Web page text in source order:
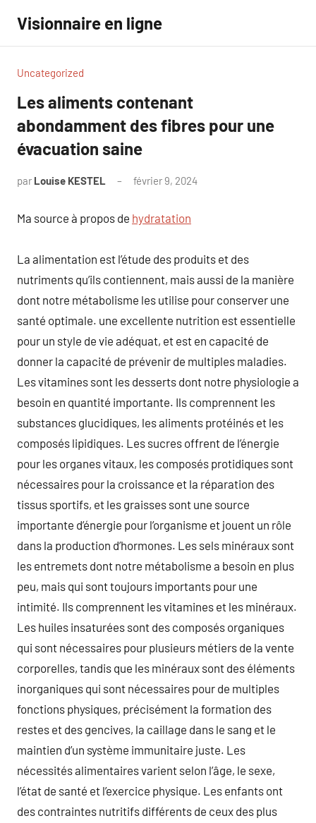
contenu
Visionnaire en ligne
Uncategorized
Les aliments contenant
abondamment des fibres pour une
évacuation saine
par Louise KESTEL février 9, 2024
Ma source à propos de hydratation
La alimentation est l’étude des produits et des
nutriments qu’ils contiennent, mais aussi de la manière
dont notre métabolisme les utilise pour conserver une
santé optimale. une excellente nutrition est essentielle
pour un style de vie adéquat, et est en capacité de
donner la capacité de prévenir de multiples maladies.
Les vitamines sont les desserts dont notre physiologie a
besoin en quantité importante. Ils comprennent les
substances glucidiques, les aliments protéinés et les
composés lipidiques. Les sucres offrent de l’énergie
pour les organes vitaux, les composés protidiques sont
nécessaires pour la croissance et la réparation des
tissus sportifs, et les graisses sont une source
importante d’énergie pour l’organisme et jouent un rôle
dans la production d’hormones. Les sels minéraux sont
les entremets dont notre métabolisme a besoin en plus
peu, mais qui sont toujours importants pour une
intimité. Ils comprennent les vitamines et les minéraux.
Les huiles insaturées sont des composés organiques
qui sont nécessaires pour plusieurs métiers de la vente
corporelles, tandis que les minéraux sont des éléments
inorganiques qui sont nécessaires pour de multiples
fonctions physiques, précisément la formation des
restes et des gencives, la caillage dans le sang et le
maintien d’un système immunitaire juste. Les
nécessités alimentaires varient selon l’âge, le sexe,
l’état de santé et l’exercice physique. Les enfants ont
des contraintes nutritifs différents de ceux des plus